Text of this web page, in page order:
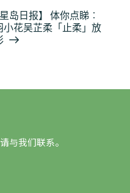
星岛日报】 体你点睇︰
小花吴芷柔「止柔」放
与我们联系。